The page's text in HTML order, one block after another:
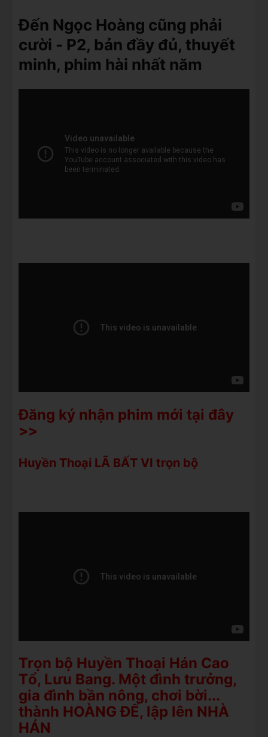
Đến Ngọc Hoàng cũng phải
cười - P2, bản đầy đủ, thuyết
minh, phim hài nhất năm
Đăng ký nhận phim mới tại đây
>>
Huyền Thoại LÃ BẤT VI trọn bộ
Trọn bộ Huyền Thoại Hán Cao
Tổ, Lưu Bang. Một đình trưởng,
gia đình bần nông, chơi bời...
thành HOÀNG ĐẾ, lập lên NHÀ
HÁN